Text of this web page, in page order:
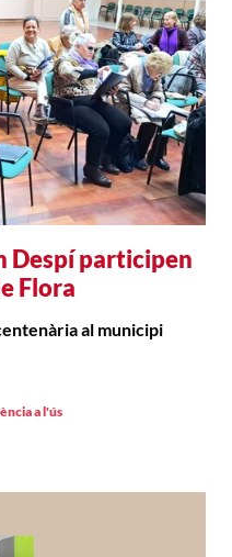
Despí participen
Flora
al municipi
a l'ús